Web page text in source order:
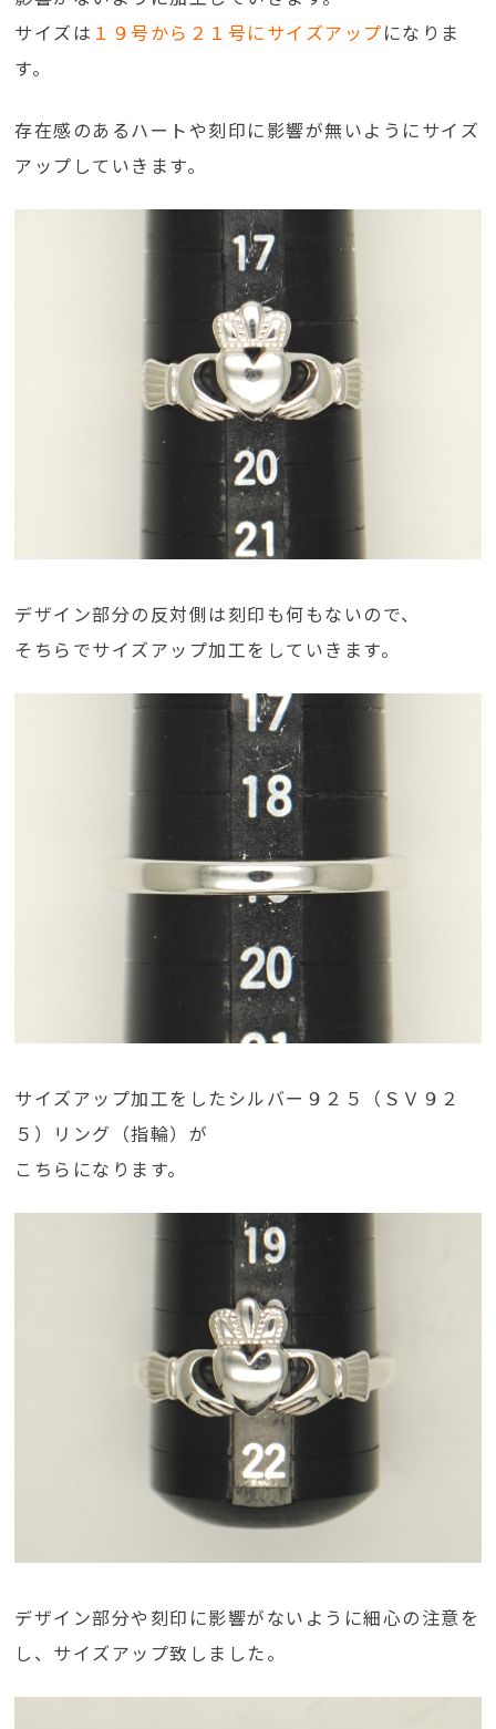
サイズは １９号から２１号にサイズアップになりま
す。
存在感のあるハートや刻印に影響が無いようにサイズ
アップしていきます。
デザイン部分の反対側は刻印も何もないので、
そちらでサイズアップ加工をしていきます。
サイズアップ加工をしたシルバー９２５（ＳＶ９２
５）リング（指輪）が
こちらになります。
デザイン部分や刻印に影響がないように細心の注意を
し、サイズアップ致しました。